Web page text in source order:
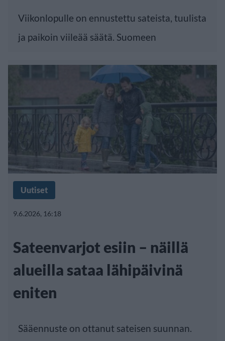
Viikonlopulle on ennustettu sateista, tuulista
ja paikoin viileää säätä. Suomeen
Uutiset
9.6.2026, 16:18
Sateenvarjot esiin – näillä
alueilla sataa lähipäivinä
eniten
Sääennuste on ottanut sateisen suunnan.